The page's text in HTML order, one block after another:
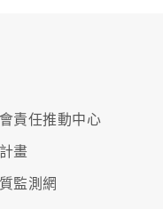
責任推動中心
畫
監測網